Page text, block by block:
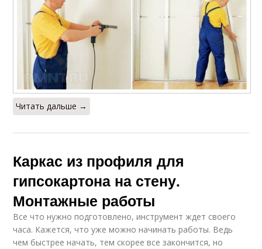
Читать дальше →
Каркас из профиля для
гипсокартона на стену.
Монтажные работы
Все что нужно подготовлено, инструмент ждет своего
часа. Кажется, что уже можно начинать работы. Ведь
чем быстрее начать, тем скорее все закончится, но